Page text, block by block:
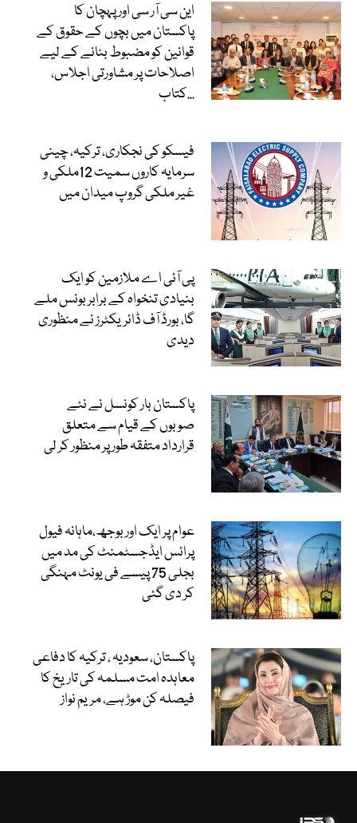
این سی آر سی اور پہچان کا
پاکستان میں بچوں کے حقوق کے
قوانین کو مضبوط بنانے کے لیے
اصلاحات پر مشاورتی اجلاس،
کتاب...
فیسکو کی نجکاری، ترکیہ، چینی
سرمایہ کاروں سمیت 12ملکی و
غیر ملکی گروپ میدان میں
پی آئی اے ملازمین کو ایک
بنیادی تنخواہ کے برابر بونس ملے
گا، بورڈ آف ڈائریکٹرز نے منظوری
دیدی
پاکستان بار کونسل نے نئے
صوبوں کے قیام سے متعلق
قرارداد متفقہ طور پر منظور کر لی
عوام پر ایک اور بوجھ،ماہانہ فیول
پرائس ایڈجسٹمنٹ کی مد میں
بجلی 75 پیسے فی یونٹ مہنگی
کر دی گئی
پاکستان، سعودیہ ، ترکیہ کا دفاعی
معاہدہ امت مسلمہ کی تاریخ کا
فیصلہ کن موڑ ہے، مریم نواز